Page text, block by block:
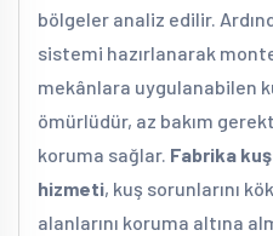
bölgeler analiz edilir.
sistemi hazırlanarak
mekânlara uygulanabilen
ömürlüdür, az bakım
koruma sağlar. Fabrika
hizmeti, kuş sorunlarını
alanlarını koruma altına